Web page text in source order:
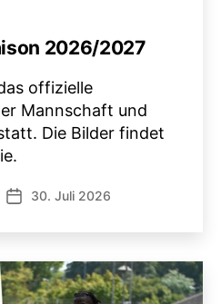
2026/2027
offizielle
Mannschaft und
Die Bilder findet
Veröffentlichungsdatum
30. Juli 2026